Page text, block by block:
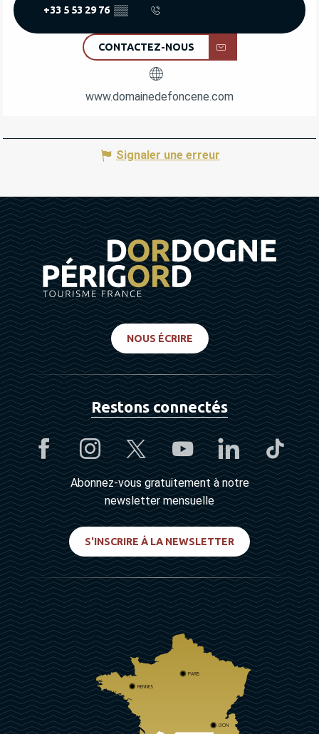
+33 5 53 29 76 ▒▒
CONTACTEZ-NOUS
www.domainedefoncene.com
Signaler une erreur
NOUS ÉCRIRE
Restons connectés
Abonnez-vous gratuitement à notre
newsletter mensuelle
S'INSCRIRE À LA NEWSLETTER
PARIS
RENNES
LYON